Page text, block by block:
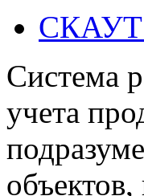
СКАУТ
Система
учета